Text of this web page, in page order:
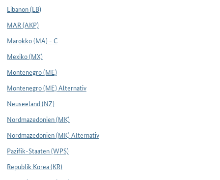
Libanon (LB)
MAR (AKP)
Marokko (MA) - C
Mexiko (MX)
Montenegro (ME)
Montenegro (ME) Alternativ
Neuseeland (NZ)
Nordmazedonien (MK)
Nordmazedonien (MK) Alternativ
Pazifik-Staaten (WPS)
Republik Korea (KR)